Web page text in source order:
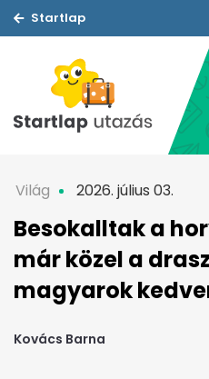
Startlap
Világ 2026. július 03.
Besokalltak a
már közel a
magyarok
Kovács Barna